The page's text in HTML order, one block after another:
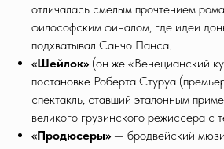
отличалась смелым прочтением
философским финалом, где идеи
подхватывал Санчо Панса.
«Шейлок» (он же «Венецианский
постановке Роберта Стуруа
спектакль, ставший эталонным
великого грузинского режиссера с
«Продюсеры» — бродвейский